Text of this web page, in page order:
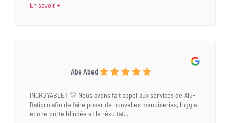
En savoir +
Abe Abed
INCROYABLE ! 🎊 Nous avons fait appel aux services de Alu-
Batipro afin de faire poser de nouvelles menuiseries, loggia
et une porte blindée et le résultat...